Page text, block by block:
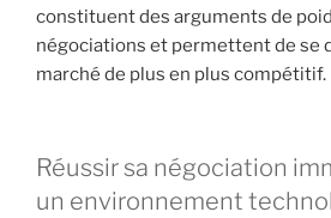
constituent des arguments de
négociations et permettent de se
marché de plus en plus compétitif.
Réussir sa négociation
un environnement